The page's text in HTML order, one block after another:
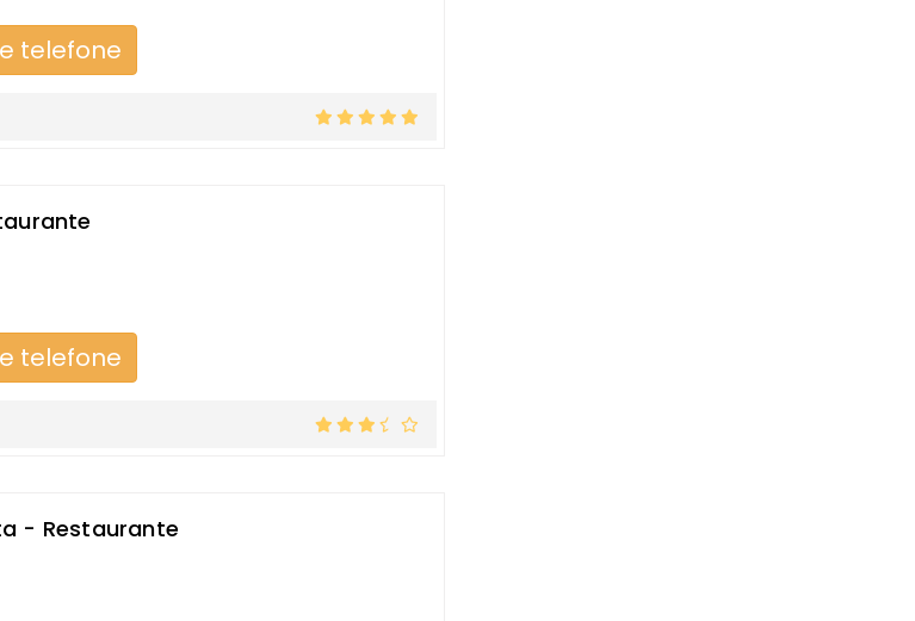
telefone
telefone
- Restaurante